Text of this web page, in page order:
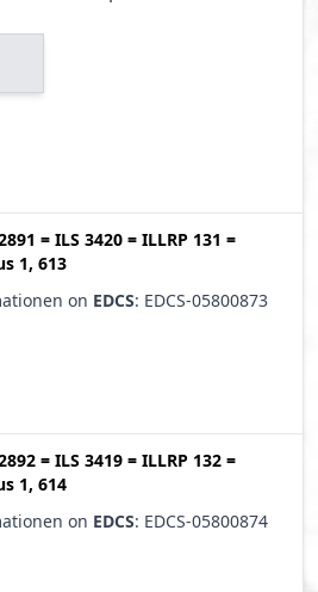
= ILS 3420 = ILLRP 131 =
1, 613
on EDCS: EDCS-05800873
= ILS 3419 = ILLRP 132 =
1, 614
on EDCS: EDCS-05800874